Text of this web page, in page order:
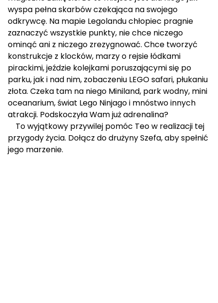
wyspa pełna skarbów czekająca na swojego
odkrywcę. Na mapie Legolandu chłopiec pragnie
zaznaczyć wszystkie punkty, nie chce niczego
ominąć ani z niczego zrezygnować. Chce tworzyć
konstrukcje z klocków, marzy o rejsie łódkami
pirackimi, jeździe kolejkami poruszającymi się po
parku, jak i nad nim, zobaczeniu LEGO safari, płukaniu
złota. Czeka tam na niego Miniland, park wodny, mini
oceanarium, świat Lego Ninjago i mnóstwo innych
atrakcji. Podskoczyła Wam już adrenalina?
To wyjątkowy przywilej pomóc Teo w realizacji tej
przygody życia. Dołącz do drużyny Szefa, aby spełnić
jego marzenie.